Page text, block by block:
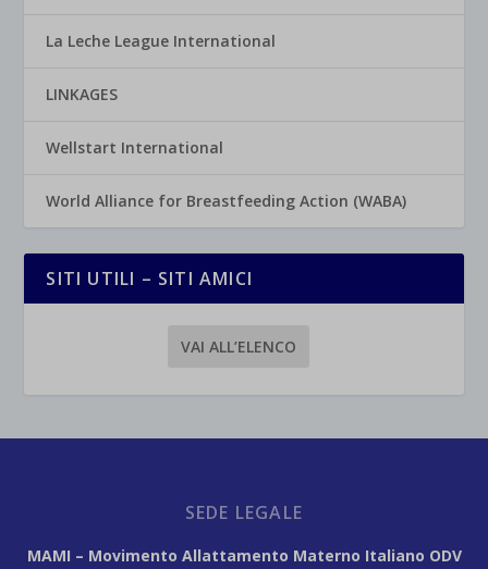
La Leche League International
LINKAGES
Wellstart International
World Alliance for Breastfeeding Action (WABA)
SITI UTILI – SITI AMICI
VAI ALL’ELENCO
SEDE LEGALE
MAMI – Movimento Allattamento Materno Italiano ODV